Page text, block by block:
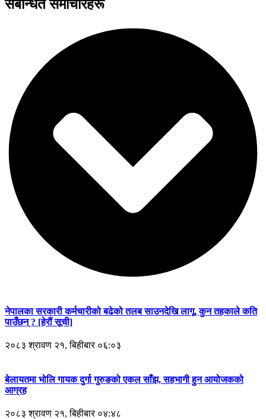
संबन्धित समाचारहरू
नेपालका सरकारी कर्मचारीको बढेको तलब साउनदेखि लागू, कुन तहकाले कति
पाउँछन् ? [हेरौं सूची]
२०८३ श्रावण २१, बिहीबार ०६:०३
बेलायतमा भोलि गायक दुर्गा गुरुङको एकल साँझ, सहभागी हुन आयोजकको
आग्रह
२०८३ श्रावण २१, बिहीबार ०४:४८